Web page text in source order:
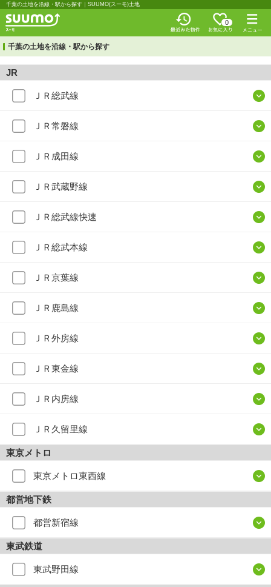
千葉の土地を沿線・駅から探す｜SUUMO(スーモ)土地
0
千葉の土地を沿線・駅から探す
JR
ＪＲ総武線
ＪＲ常磐線
ＪＲ成田線
ＪＲ武蔵野線
ＪＲ総武線快速
ＪＲ総武本線
ＪＲ京葉線
ＪＲ鹿島線
ＪＲ外房線
ＪＲ東金線
ＪＲ内房線
ＪＲ久留里線
東京メトロ
東京メトロ東西線
都営地下鉄
都営新宿線
東武鉄道
東武野田線